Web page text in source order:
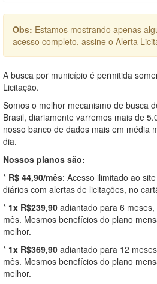
Obs: Estamos mostrando apenas
acesso completo, assine o Alerta
A busca por município é permitida
Licitação.
Somos o melhor mecanismo de busca
Brasil, diariamente varremos mais de
nosso banco de dados mais em média
dia.
Nossos planos são:
* R$ 44,90/mês: Acesso ilimitado ao
diários com alertas de licitações, no
* 1x R$239,90 adiantado para 6
mês. Mesmos benefícios do plano
melhor.
* 1x R$369,90 adiantado para 12
mês. Mesmos benefícios do plano
melhor.